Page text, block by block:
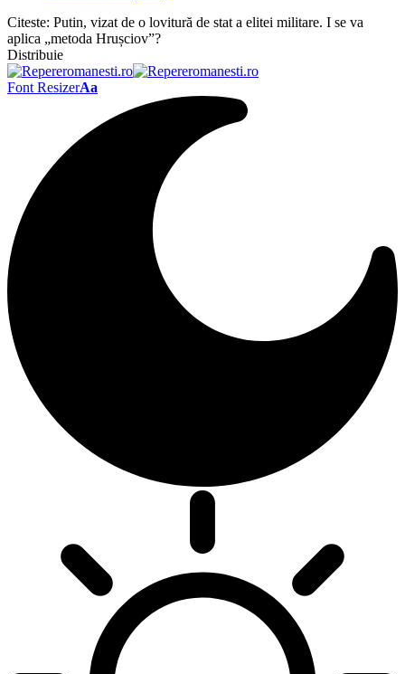
Citeste: Putin, vizat de o lovitură de stat a elitei militare. I se va
aplica „metoda Hrușciov”?
Distribuie
Font ResizerAa